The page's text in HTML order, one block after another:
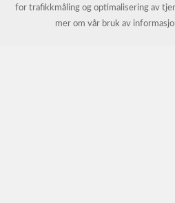
© JL Trading AS |
for trafikkmåling og optimalisering av
mer om vår bruk av